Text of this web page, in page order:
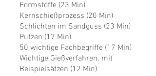
Formstoffe (23 Min)
Kernschießprozess (20 Min)
Schlichten im Sandguss (23 Min)
Putzen (17 Min)
50 wichtige Fachbegriffe (17 Min)
Wichtige Gießverfahren. mit
Beispielsätzen (12 Min)